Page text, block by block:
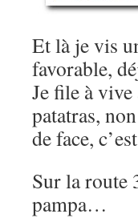
Et là je vis
favorable,
Je file à
patatras,
de face,
Sur la route
pampa…